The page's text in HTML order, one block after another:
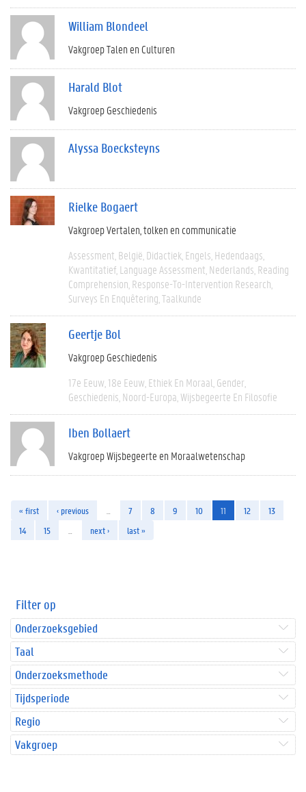
William Blondeel
Vakgroep Talen en Culturen
Harald Blot
Vakgroep Geschiedenis
Alyssa Boecksteyns
Rielke Bogaert
Vakgroep Vertalen, tolken en communicatie
Assessment België Didactiek Engels Hedendaags
Kwantitatief Language Assessment Nederlands Reading
Comprehension Response-To-Intervention Research
Surveys En Enquêtering Taalkunde
Geertje Bol
Vakgroep Geschiedenis
17e Eeuw 18e Eeuw Ethiek En Moraal Gender
Geschiedenis Noord-Europa Wijsbegeerte En Filosofie
Iben Bollaert
Vakgroep Wijsbegeerte en Moraalwetenschap
« first ‹ previous 7 8 9 10 11 12
13
14
15 next › last »
Filter op
Onderzoeksgebied
Taal
Onderzoeksmethode
Tijdsperiode
Regio
Vakgroep